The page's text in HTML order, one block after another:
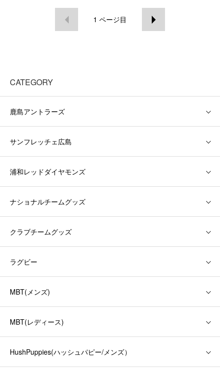
1 ページ目
CATEGORY
鹿島アントラーズ
サンフレッチェ広島
浦和レッドダイヤモンズ
ナショナルチームグッズ
クラブチームグッズ
ラグビー
MBT(メンズ)
MBT(レディース)
HushPuppies(ハッシュパピー/メンズ）